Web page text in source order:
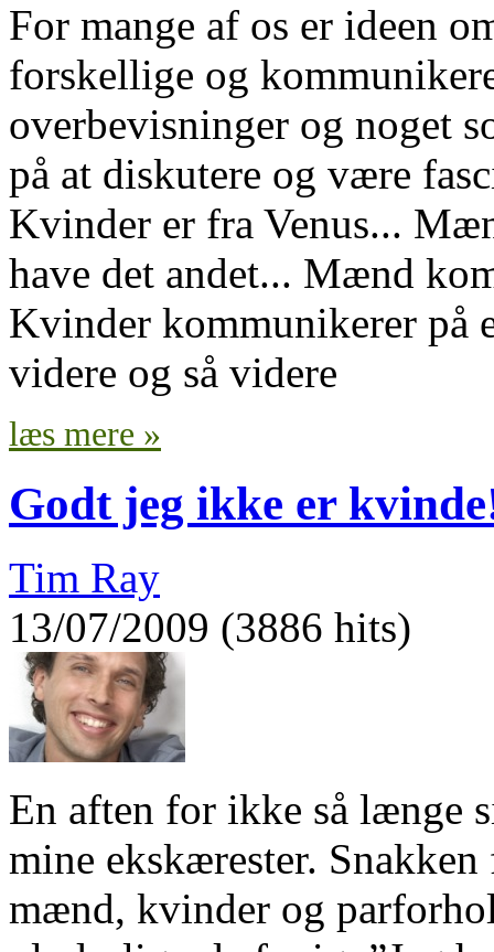
For mange af os er ideen
forskellige og
overbevisninger og noget
på at diskutere og være
Kvinder er fra Venus...
have det andet... Mænd
Kvinder kommunikerer på
videre og så videre
læs mere »
Godt jeg ikke er
Tim Ray
13/07/2009 (3886 hits)
En aften for ikke så længe
mine ekskærester.
mænd, kvinder og